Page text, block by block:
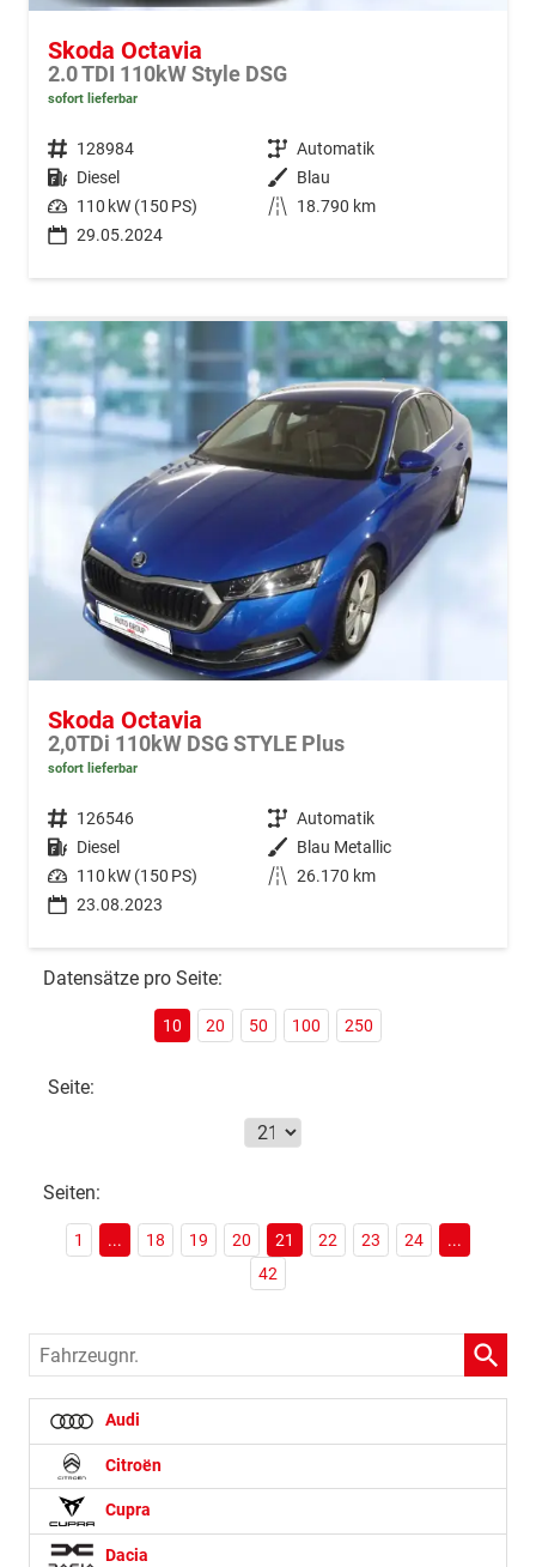
Skoda Octavia
2.0 TDI 110kW Style DSG
sofort lieferbar
Fahrzeugnr. 128984 Getriebe Automatik
Kraftstoff Diesel Außenfarbe Blau
Leistung 110 kW (150 PS) Kilometerstand
18.790 km
29.05.2024
Skoda Octavia
2,0TDi 110kW DSG STYLE Plus
sofort lieferbar
Fahrzeugnr. 126546 Getriebe Automatik
Kraftstoff Diesel Außenfarbe Blau Metallic
Leistung 110 kW (150 PS) Kilometerstand 26.170 km
23.08.2023
Datensätze pro Seite:
10 20 50 100 250
Seite:
Seiten:
1 ... 18 19 20 21 22 23 24
...
42
Fahrzeugnr.
Audi
Citroën
Cupra
Dacia